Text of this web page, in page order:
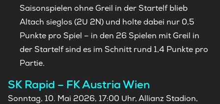
Saisonspielen ohne Greil in der Startelf blieb
Altach sieglos (2U 2N) und holte dabei nur 0,5
Punkte pro Spiel – in den 26 Spielen mit Greil in
der Startelf sind es im Schnitt rund 1,4 Punkte pro
Partie.
SK Rapid – FK Austria Wien
Sonntag, 10. Mai 2026, 17:00 Uhr, Allianz Stadion,